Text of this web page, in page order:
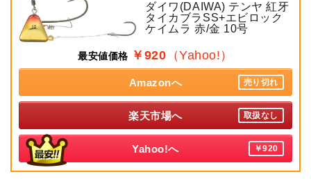
ダイワ(DAIWA) テンヤ 紅牙
タイカブラSS+エビロック
ケイムラ 赤/金 10号
最安値価格 ￥920 （Yahoo!）
Amazonへ 売り切れ
楽天市場へ 取扱なし
Yahoo!へ ￥920